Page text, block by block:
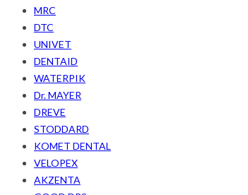
MRC
DTC
UNIVET
DENTAID
WATERPIK
Dr. MAYER
DREVE
STODDARD
KOMET DENTAL
VELOPEX
AKZENTA